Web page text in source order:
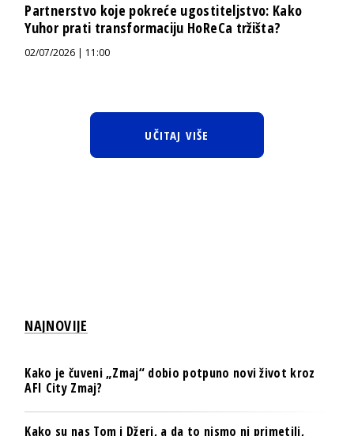
Partnerstvo koje pokreće ugostiteljstvo: Kako
Yuhor prati transformaciju HoReCa tržišta?
02/07/2026 | 11:00
UČITAJ VIŠE
NAJNOVIJE
Kako je čuveni „Zmaj“ dobio potpuno novi život kroz
AFI City Zmaj?
Kako su nas Tom i Džeri, a da to nismo ni primetili,